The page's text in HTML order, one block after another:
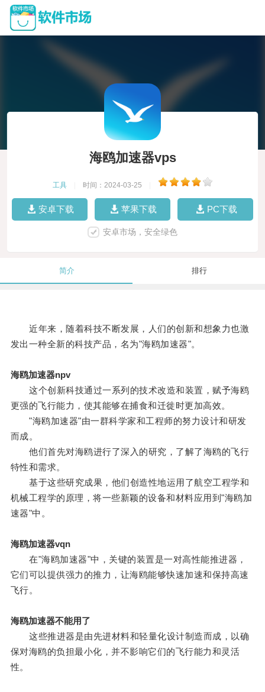
海鸥加速器vps
工具 时间：2024-03-25
安卓下载 苹果下载 PC下载
安卓市场，安全绿色
简介 排行
近年来，随着科技不断发展，人们的创新和想象力也激
发出一种全新的科技产品，名为"海鸥加速器"。
海鸥加速器npv
这个创新科技通过一系列的技术改造和装置，赋予海鸥
更强的飞行能力，使其能够在捕食和迁徙时更加高效。
"海鸥加速器"由一群科学家和工程师的努力设计和研发
而成。
他们首先对海鸥进行了深入的研究，了解了海鸥的飞行
特性和需求。
基于这些研究成果，他们创造性地运用了航空工程学和
机械工程学的原理，将一些新颖的设备和材料应用到"海鸥加
速器"中。
海鸥加速器vqn
在"海鸥加速器"中，关键的装置是一对高性能推进器，
它们可以提供强力的推力，让海鸥能够快速加速和保持高速
飞行。
海鸥加速器不能用了
这些推进器是由先进材料和轻量化设计制造而成，以确
保对海鸥的负担最小化，并不影响它们的飞行能力和灵活
性。